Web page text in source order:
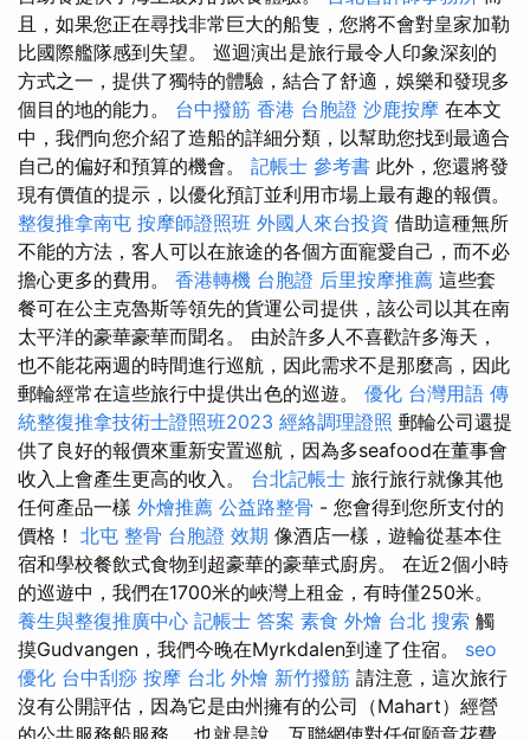
且，如果您正在尋找非常巨大的船隻，您將不會對皇家加勒
比國際艦隊感到失望。 巡迴演出是旅行最令人印象深刻的
方式之一，提供了獨特的體驗，結合了舒適，娛樂和發現多
個目的地的能力。 台中撥筋 香港 台胞證 沙鹿按摩 在本文
中，我們向您介紹了造船的詳細分類，以幫助您找到最適合
自己的偏好和預算的機會。 記帳士 參考書 此外，您還將發
現有價值的提示，以優化預訂並利用市場上最有趣的報價。
整復推拿南屯 按摩師證照班 外國人來台投資 借助這種無所
不能的方法，客人可以在旅途的各個方面寵愛自己，而不必
擔心更多的費用。 香港轉機 台胞證 后里按摩推薦 這些套
餐可在公主克魯斯等領先的貨運公司提供，該公司以其在南
太平洋的豪華豪華而聞名。 由於許多人不喜歡許多海天，
也不能花兩週的時間進行巡航，因此需求不是那麼高，因此
郵輪經常在這些旅行中提供出色的巡遊。 優化 台灣用語 傳
統整復推拿技術士證照班2023 經絡調理證照 郵輪公司還提
供了良好的報價來重新安置巡航，因為多seafood在董事會
收入上會產生更高的收入。 台北記帳士 旅行旅行就像其他
任何產品一樣 外燴推薦 公益路整骨 - 您會得到您所支付的
價格！ 北屯 整骨 台胞證 效期 像酒店一樣，遊輪從基本住
宿和學校餐飲式食物到超豪華的豪華式廚房。 在近2個小時
的巡遊中，我們在1700米的峽灣上租金，有時僅250米。
養生與整復推廣中心 記帳士 答案 素食 外燴 台北 搜索 觸
摸Gudvangen，我們今晚在Myrkdalen到達了住宿。 seo
優化 台中刮痧 按摩 台北 外燴 新竹撥筋 請注意，這次旅行
沒有公開評估，因為它是由州擁有的公司（Mahart）經營
的公共服務船服務。 也就是說，互聯網使對任何願意花費